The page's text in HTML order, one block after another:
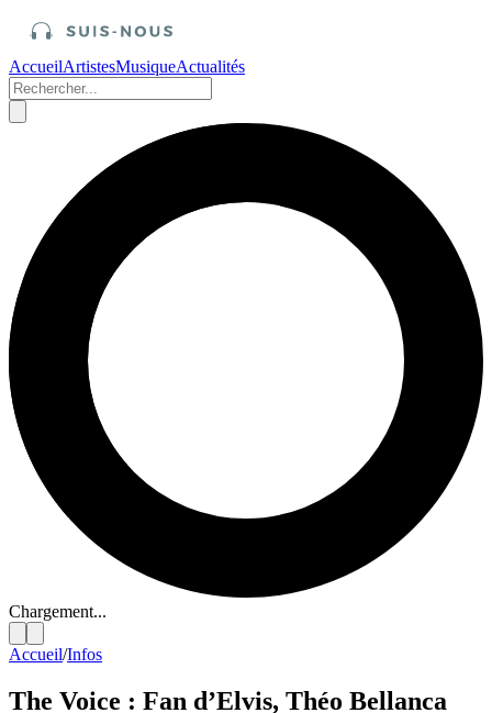
AccueilArtistesMusiqueActualités
Chargement...
Accueil/Infos
The Voice : Fan d’Elvis, Théo Bellanca